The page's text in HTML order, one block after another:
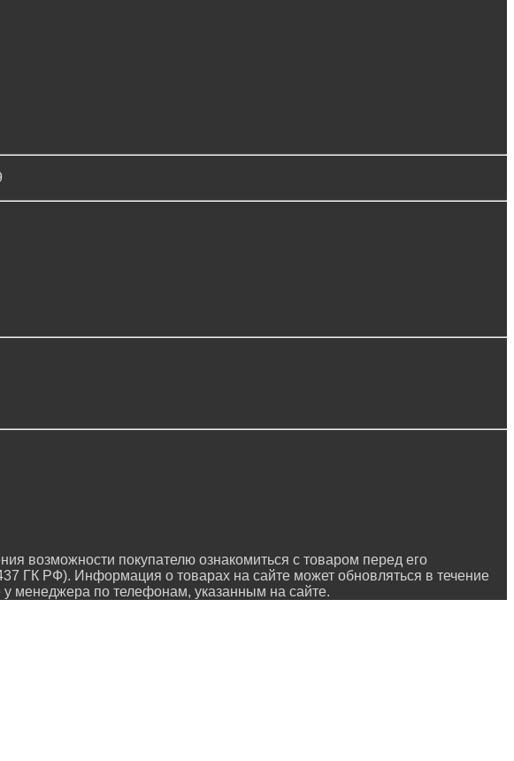
возможности покупателю ознакомиться с товаром перед его
ГК РФ). Информация о товарах на сайте может обновляться в течение
у менеджера по телефонам, указанным на сайте.